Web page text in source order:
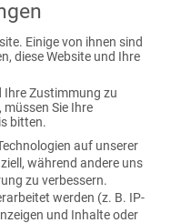
Einige von ihnen sind
diese Website und Ihre
Ihre Zustimmung zu
Sie Ihre
bitten.
auf unserer
während andere uns
zu verbessern.
werden (z. B. IP-
und Inhalte oder